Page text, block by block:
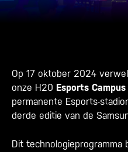
Op 17 oktober 2024
onze H20 Esports
permanente Esports-
derde editie van de
Dit